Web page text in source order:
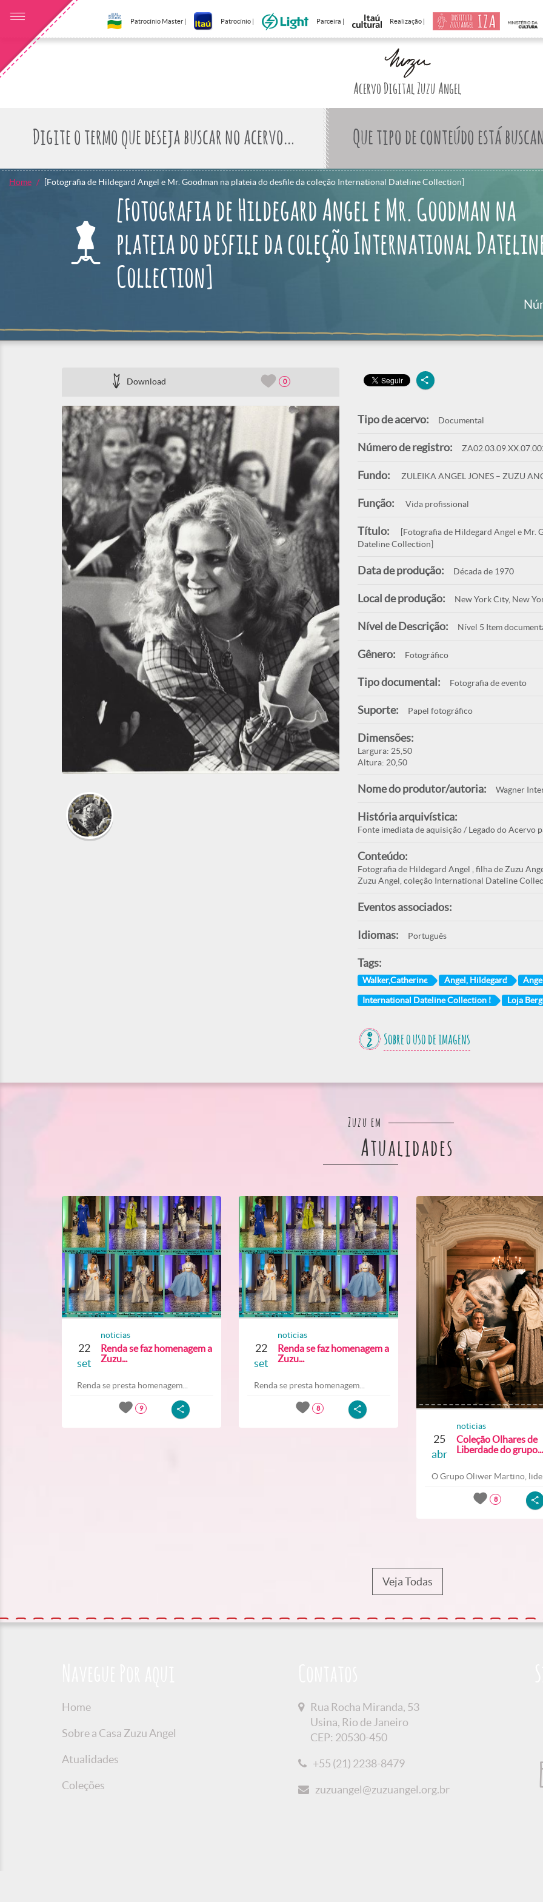
Patrocínio Master | Patrocínio | Parceira | Realização |
Acervo Digital Zuzu Angel
Que tipo de conteúdo está
Home [Fotografia de Hildegard Angel e Mr. Goodman na plateia do desfile da coleção International Dateline Collection]
[Fotografia de Hildegard Angel e Mr. Goodman na
plateia do desfile da coleção International
Collection]
Download 0
Tipo de acervo: Documental
Número de registro:
Fundo: ZULEIKA ANGEL JONES – ZUZU
Função: Vida profissional
Título:
[Fotografia de Hildegard Angel e Mr.
Dateline Collection]
Data de produção: Década de 1970
Local de produção: New York City, New
Nível de Descrição: Nível 5 Item
Gênero: Fotográfico
Tipo documental: Fotografia de evento
Suporte: Papel fotográfico
Dimensões:
Largura: 25,50
Altura: 20,50
Nome do produtor/autoria: Wagner
História arquivística:
Fonte imediata de aquisição / Legado do Acervo
Conteúdo:
Fotografia de Hildegard Angel , filha de Zuzu
Zuzu Angel, coleção International Dateline
Eventos associados:
Idiomas: Português
Tags:
Walker,Catherine Angel, Hildegard
International Dateline Collection I Loja
Sobre o uso de imagens
Zuzu em
Atualidades
22
set
noticias
Renda se faz homenagem a
Zuzu...
Renda se presta homenagem...
9
22
set
noticias
Renda se faz homenagem a
Zuzu...
Renda se presta homenagem...
8
25
abr
noticias
Coleção Olhares de
Liberdade do grupo...
O Grupo Oliwer Martino,
8
Veja Todas
Home
Sobre a Casa Zuzu Angel
Atualidades
Coleções
Rua Rocha Miranda, 53
Usina, Rio de Janeiro
CEP: 20530-450
+55 (21) 2238-8479
zuzuangel@zuzuangel.org.br